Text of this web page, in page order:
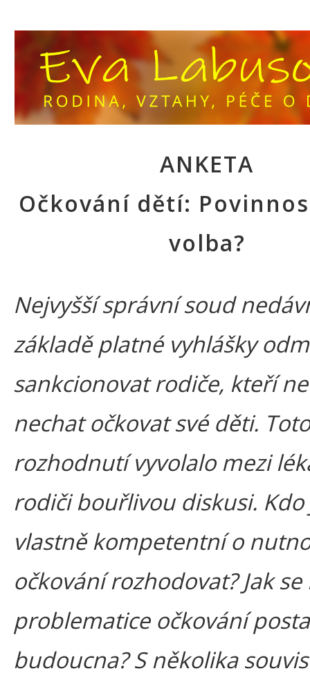
ANKETA
Očkování dětí:
volba?
Nejvyšší správní soud
základě platné vyhlášky
sankcionovat rodiče, kteří
nechat očkovat své děti.
rozhodnutí vyvolalo mezi
rodiči bouřlivou diskusi. Kdo
vlastně kompetentní o
očkování rozhodovat? Jak se
problematice očkování
budoucna? S několika